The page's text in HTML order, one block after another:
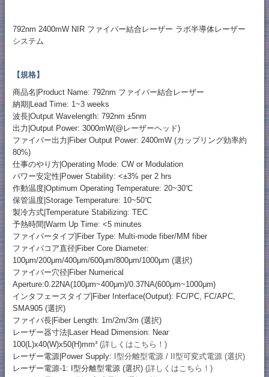
792nm 2400mW NIR ファイバー結合レーザー ラボ半導体レーザー
システム
【規格】
商品名|Product Name: 792nm ファイバー結合レーザー
納期|Lead Time: 1~3 weeks
波長|Output Wavelength: 792nm ±5nm
出力|Output Power: 3000mW(@レーザーヘッド)
ファイバー出力|Fiber Output Power: 2400mW (カップリング効率約
80%)
仕事のやり方|Operating Mode: CW or Modulation
パワー安定性|Power Stability: <±3% per 2 hrs
作動温度|Optimum Operating Temperature: 20~30℃
保管温度|Storage Temperature: 10~50℃
製冷方式|Temperature Stabilizing: TEC
予熱時間|Warm Up Time: <5 minutes
ファイバータイプ|Fiber Type: Multi-mode fiber/MM fiber
ファイバコア直径|Fiber Core Diameter:
100μm/200μm/400μm/600μm/800μm/1000μm (選択)
ファイバー穴径|Fiber Numerical
Aperture:0.22NA(100μm~400μm)/0.37NA(600μm~1000μm)
インタフェースタイプ|Fiber Interface(Output): FC/PC, FC/APC,
SMA905 (選択)
ファイバ長|Fiber Length: 1m/2m/3m (選択)
レーザー器寸法|Laser Head Dimension: Near
100(L)x40(W)x50(H)mm³ (詳しくはこちら！)
レーザー電源|Power Supply: I型分離型電源 / II型可変式電源 (選択)
レーザー電源-1: I型分離型電源 (選択) (詳しくはこちら！)